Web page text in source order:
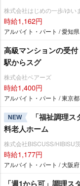
株式会社はじめの一歩/ゆい
時給1,162円
アルバイト・パート / 愛知県
高級マンションの受
駅からスグ
株式会社ベアーズ
時給1,400円
アルバイト・パート / 東京都
NEW
「福祉調理
料老人ホーム
株式会社BISCUSS/HIBISU
時給1,177円
アルバイト・パート / 大阪府
「週1から可」調理